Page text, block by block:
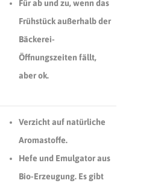
Für ab und zu, wenn das
Frühstück außerhalb der
Bäckerei-
Öffnungszeiten fällt,
aber ok.
Verzicht auf natürliche
Aromastoffe.
Hefe und Emulgator aus
Bio-Erzeugung. Es gibt